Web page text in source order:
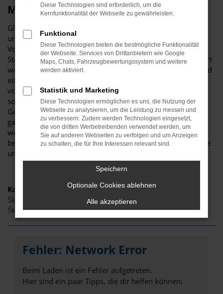
Menden
Glückwunsch: der Škoda Scala passt perfekt nach Menden
und ist ganz sicher das passende Fahrzeug für Sie. Der
Vorteil dieses Modells besteht darin, dass sowohl der
Stadtverkehr als auch längere Strecken souverän gemeistert
werden. Hinzu kommt eine herausragende Ausstattung und
eine enorme Effizienz hinsichtlich der Motorisierung. Wir
von Budde Automobile bieten Ihnen den Škoda Scala
sowohl als Neuwagen als auch als EU-Import sowie als
Gebraucht- oder Jahreswagen. Entsprechend haben Sie die
ganz große Auswahl und entscheiden komplett selbst, mit
welchem Modell Sie fortan in Menden unterwegs sind. Wir
beraten Sie gerne und stehen Ihnen für all Ihre Fragen Rede
und Antwort.
Kategorie
Škoda Scala Tageszulassung Menden
Škoda Scala Gebrauchtwagen Menden
Fehler: Network Error
Beim Laden ist ein Fehler aufgetreten.
Hier sind ein paar Tipps, die dir helfen können:
Diese Technologien sind erforderlich, um die
Kernfunktionalität der Webseite zu gewährleisten.
Funktional
Diese Technologien bieten die bestmögliche Funktionalität
der Webseite. Services von Drittanbietern wie Google
Maps, Chats, Fahrzeugbewertungssystem und weitere
werden aktiviert.
Statistik und Marketing
Diese Technologien ermöglichen es uns, die Nutzung der
Webseite zu analysieren, um die Leistung zu messen und
zu verbessern. Zudem werden Technologien eingesetzt,
die von dritten Werbetreibenden verwendet werden, um
Sie auf anderen Webseiten zu verfolgen und um Anzeigen
zu schalten, die für Ihre Interessen relevant sind.
Speichern
Optionale Cookies ablehnen
Alle akzeptieren